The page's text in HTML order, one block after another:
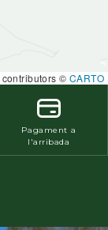
contributors © CARTO
Pagament a
l'arribada